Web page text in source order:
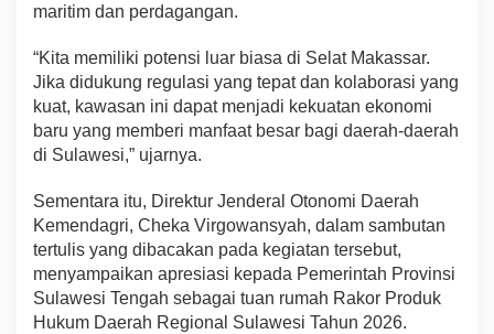
maritim dan perdagangan.
“Kita memiliki potensi luar biasa di Selat Makassar.
Jika didukung regulasi yang tepat dan kolaborasi yang
kuat, kawasan ini dapat menjadi kekuatan ekonomi
baru yang memberi manfaat besar bagi daerah-daerah
di Sulawesi,” ujarnya.
Sementara itu, Direktur Jenderal Otonomi Daerah
Kemendagri, Cheka Virgowansyah, dalam sambutan
tertulis yang dibacakan pada kegiatan tersebut,
menyampaikan apresiasi kepada Pemerintah Provinsi
Sulawesi Tengah sebagai tuan rumah Rakor Produk
Hukum Daerah Regional Sulawesi Tahun 2026.